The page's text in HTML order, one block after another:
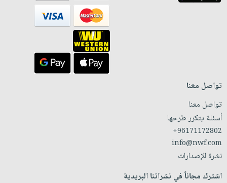
تواصل معنا
تواصل معنا
أسئلة يتكرر طرحها
+96171172802
info@nwf.com
نشرة الإصدارات
اشترك مجاناً في نشراتنا البريدية